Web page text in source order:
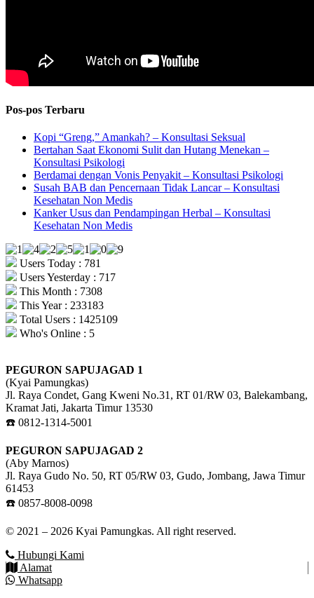
Pos-pos Terbaru
Kopi “Greng,” Amankah? – Konsultasi Seksual
Bertahan Saat Ekonomi Sulit dan Hutang Menekan –
Konsultasi Psikologi
Berdamai dengan Vonis Penyakit – Konsultasi Psikologi
Susah BAB dan Pencernaan Tidak Lancar – Konsultasi
Kesehatan Non Medis
Kanker Usus dan Pendampingan Herbal – Konsultasi
Kesehatan Non Medis
Users Today : 781
Users Yesterday : 717
This Month : 7308
This Year : 233183
Total Users : 1425109
Who's Online : 5
PEGURON SAPUJAGAD 1
(Kyai Pamungkas)
Jl. Raya Condet, Gang Kweni No.31, RT 01/RW 03, Balekambang,
Kramat Jati, Jakarta Timur 13530
☎️ 0812-1314-5001
PEGURON SAPUJAGAD 2
(Aby Marnos)
Jl. Raya Gudo No. 50, RT 05/RW 03, Gudo, Jombang, Jawa Timur
61453
☎️ 0857-8008-0098
© 2021 – 2026 Kyai Pamungkas. All right reserved.
Hubungi Kami
Alamat
Whatsapp